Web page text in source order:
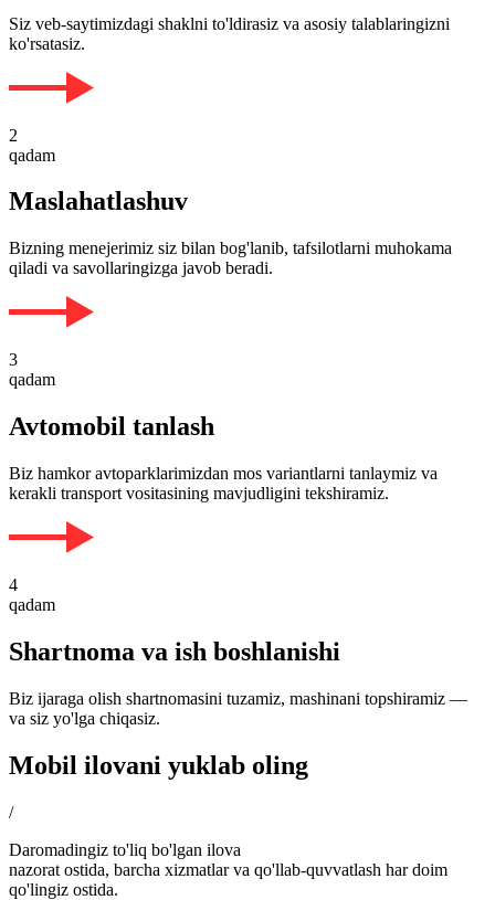
Siz veb-saytimizdagi shaklni to'ldirasiz va asosiy talablaringizni
ko'rsatasiz.
2
qadam
Maslahatlashuv
Bizning menejerimiz siz bilan bog'lanib, tafsilotlarni muhokama
qiladi va savollaringizga javob beradi.
3
qadam
Avtomobil tanlash
Biz hamkor avtoparklarimizdan mos variantlarni tanlaymiz va
kerakli transport vositasining mavjudligini tekshiramiz.
4
qadam
Shartnoma va ish boshlanishi
Biz ijaraga olish shartnomasini tuzamiz, mashinani topshiramiz —
va siz yo'lga chiqasiz.
Mobil ilovani yuklab oling
/
Daromadingiz to'liq bo'lgan ilova
nazorat ostida, barcha xizmatlar va qo'llab-quvvatlash har doim
qo'lingiz ostida.